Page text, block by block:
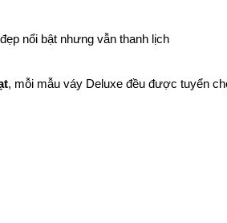
nổi bật nhưng vẫn thanh lịch
, mỗi mẫu váy Deluxe đều được tuyển